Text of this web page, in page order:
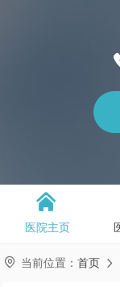

医院主页
 当前位置：首页 